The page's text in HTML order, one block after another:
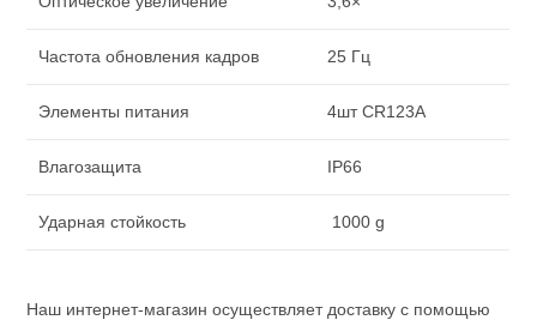
Частота обновления кадров 25 Гц
Элементы питания 4шт CR123A
Влагозащита IP66
Ударная стойкость 1000 g
Наш интернет-магазин осуществляет доставку с помощью